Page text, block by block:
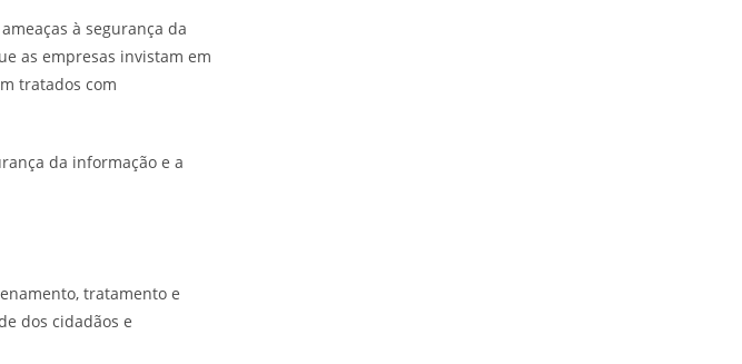
à segurança da
as empresas invistam em
tratados com
da informação e a
tratamento e
dos cidadãos e